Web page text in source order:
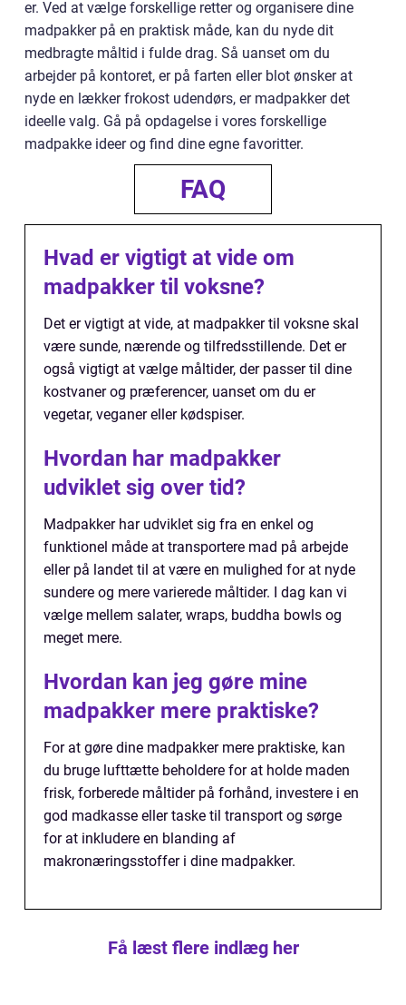
er. Ved at vælge forskellige retter og organisere dine
madpakker på en praktisk måde, kan du nyde dit
medbragte måltid i fulde drag. Så uanset om du
arbejder på kontoret, er på farten eller blot ønsker at
nyde en lækker frokost udendørs, er madpakker det
ideelle valg. Gå på opdagelse i vores forskellige
madpakke ideer og find dine egne favoritter.
FAQ
Hvad er vigtigt at vide om
madpakker til voksne?
Det er vigtigt at vide, at madpakker til voksne skal
være sunde, nærende og tilfredsstillende. Det er
også vigtigt at vælge måltider, der passer til dine
kostvaner og præferencer, uanset om du er
vegetar, veganer eller kødspiser.
Hvordan har madpakker
udviklet sig over tid?
Madpakker har udviklet sig fra en enkel og
funktionel måde at transportere mad på arbejde
eller på landet til at være en mulighed for at nyde
sundere og mere varierede måltider. I dag kan vi
vælge mellem salater, wraps, buddha bowls og
meget mere.
Hvordan kan jeg gøre mine
madpakker mere praktiske?
For at gøre dine madpakker mere praktiske, kan
du bruge lufttætte beholdere for at holde maden
frisk, forberede måltider på forhånd, investere i en
god madkasse eller taske til transport og sørge
for at inkludere en blanding af
makronæringsstoffer i dine madpakker.
Få læst flere indlæg her